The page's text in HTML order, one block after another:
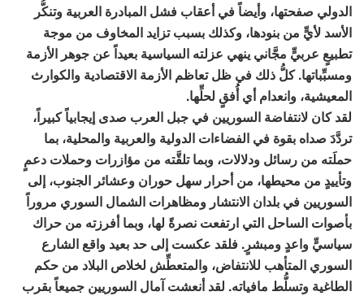
الدولي صفحتها، وأيضاً في أعقاب فشل المبادرة العربية وتنكُّر
الأسد لأيٍّ من بنودها، وكذلك بسبب تزايد المخاوف من موجة
تطبيعٍ عربيٍّ مجَّاني ينهي عزلته السياسية بعيداً عن جوهر الأزمة
ومسبِّباتها. كلُّ ذلك في ظل تعاظم الأزمة الاقتصادية والكوارث
المعيشية، وانعدام أي أُفقٍ لحلِّها.
لقد كان لانتفاضة السوريين في جبل العرب صدى إيجابياً كبيراً،
تردَّدَ صداه بقوة في الفضاءات الدولية والعربية والمحلية، بما
حملَته من رسائل ودلالات، وبما تلقَّته من مؤازرات وحملات دعمٍ
وتأييدٍ من محيطها، من أحرار سهل حوران وعشائر الجنوب، إلى
السوريين في بلدان الانتشار ومظاهرات الشمال السوري مروراً
بأصوات الساحل التي ارتفعت نصرةً لها، وبما أفرزته من حراك
سياسيٍّ واعدٍ ومبشرٍ. فلقد عكست إلى حد بعيد واقع الشارع
السوري المتأهب للانتفاض، والمتعطِّش لخلاص البلاد من حكم
الطاغية وتسلُّط مافياته. لقد أنعشت آمال السوريين جميعاً بقرب